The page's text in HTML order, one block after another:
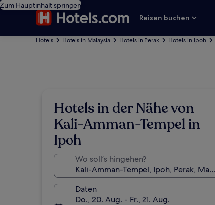
Zum Hauptinhalt springen
Reisen buchen
Hotels Hotels in Malaysia Hotels in Perak Hotels in Ipoh
Hotels in der Nähe von
Kali-Amman-Tempel in
Ipoh
Wo soll’s hingehen?
Daten
Do., 20. Aug. - Fr., 21. Aug.